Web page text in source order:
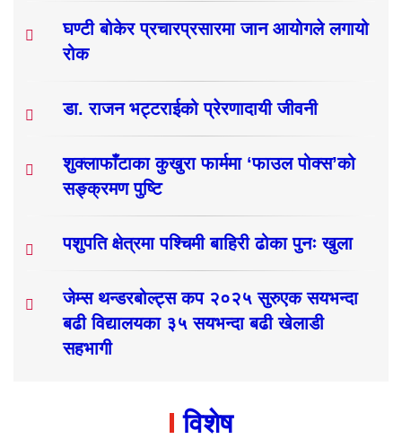
घण्टी बोकेर प्रचारप्रसारमा जान आयोगले लगायो
रोक
डा. राजन भट्टराईको प्रेरणादायी जीवनी
शुक्लाफाँटाका कुखुरा फार्ममा ‘फाउल पोक्स’को
सङ्क्रमण पुष्टि
पशुपति क्षेत्रमा पश्चिमी बाहिरी ढोका पुनः खुला
जेम्स थन्डरबोल्ट्स कप २०२५ सुरुएक सयभन्दा
बढी विद्यालयका ३५ सयभन्दा बढी खेलाडी
सहभागी
विशेष